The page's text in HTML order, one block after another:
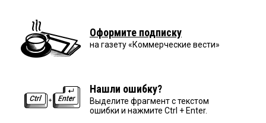
Оформите подписку
на газету «Коммерческие вести»
Нашли ошибку?
Выделите фрагмент с текстом
ошибки и нажмите Ctrl + Enter.